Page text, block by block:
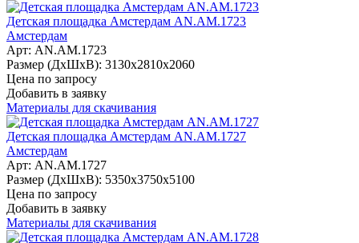
Детская площадка Амстердам AN.AM.1723
Амстердам
Арт: AN.AM.1723
Размер (ДхШхВ): 3130х2810х2060
Цена по запросу
Добавить в заявку
Материалы для скачивания
Детская площадка Амстердам AN.AM.1727
Амстердам
Арт: AN.AM.1727
Размер (ДхШхВ): 5350х3750х5100
Цена по запросу
Добавить в заявку
Материалы для скачивания